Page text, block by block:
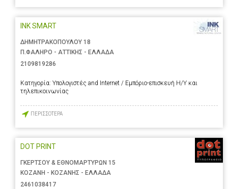
INK SMART
ΔΗΜΗΤΡΑΚΟΠΟΥΛΟΥ 18
Π.ΦΑΛΗΡΟ - ΑΤΤΙΚΗΣ - ΕΛΛΑΔΑ
2109819286
Κατηγορία: Υπολογιστές and Internet / Εμπόριο-επισκευή Η/Υ και
τηλεπικοινωνίας
ΠΕΡΙΣΣΟΤΕΡΑ
DOT PRINT
ΓΚΕΡΤΣΟΥ & ΕΘΝΟΜΑΡΤΥΡΩΝ 15
ΚΟΖΑΝΗ - ΚΟΖΑΝΗΣ - ΕΛΛΑΔΑ
2461038417